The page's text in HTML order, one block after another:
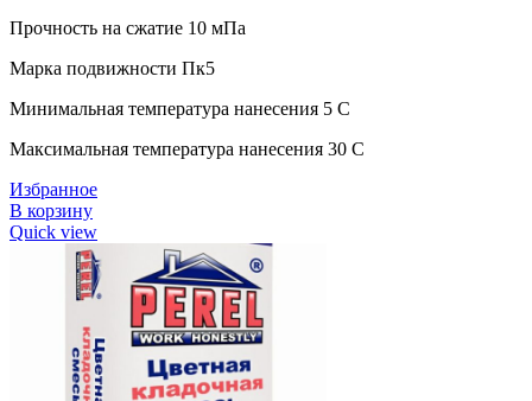
Прочность на сжатие 10 мПа
Марка подвижности Пк5
Минимальная температура нанесения 5 C
Максимальная температура нанесения 30 C
Избранное
В корзину
Quick view